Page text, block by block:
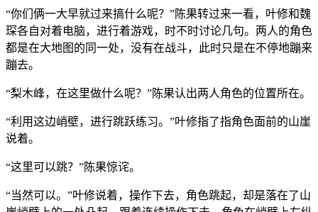
“你们俩一大早就过来搞什么呢？”陈果转过来一看，叶修和魏
琛各自对着电脑，进行着游戏，时不时讨论几句。两人的角色
都是在大地图的同一处，没有在战斗，此时只是在不停地蹦来
蹦去。
“梨木峰，在这里做什么呢？”陈果认出两人角色的位置所在。
“利用这边峭壁，进行跳跃练习。”叶修指了指角色面前的山崖
说着。
“这里可以跳？”陈果惊诧。
“当然可以。”叶修说着，操作下去，角色跳起，却是落在了山